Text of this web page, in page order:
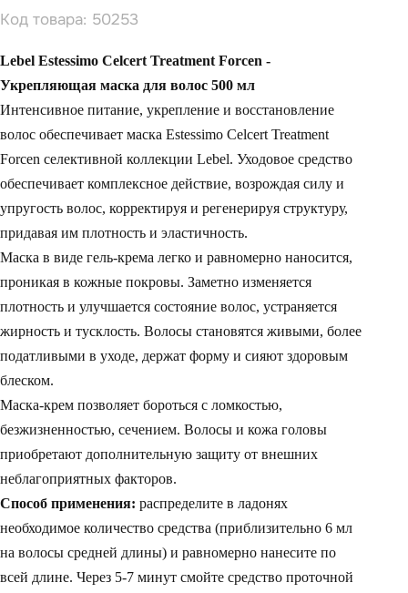
Код товара: 50253
Lebel Estessimo Celcert Treatment Forcen -
Укрепляющая маска для волос 500 мл
Интенсивное питание, укрепление и восстановление
волос обеспечивает маска Estessimo Celcert Treatment
Forcen селективной коллекции Lebel. Уходовое средство
обеспечивает комплексное действие, возрождая силу и
упругость волос, корректируя и регенерируя структуру,
придавая им плотность и эластичность.
Маска в виде гель-крема легко и равномерно наносится,
проникая в кожные покровы. Заметно изменяется
плотность и улучшается состояние волос, устраняется
жирность и тусклость. Волосы становятся живыми, более
податливыми в уходе, держат форму и сияют здоровым
блеском.
Маска-крем позволяет бороться с ломкостью,
безжизненностью, сечением. Волосы и кожа головы
приобретают дополнительную защиту от внешних
неблагоприятных факторов.
Способ применения: распределите в ладонях
необходимое количество средства (приблизительно 6 мл
на волосы средней длины) и равномерно нанесите по
всей длине. Через 5-7 минут смойте средство проточной